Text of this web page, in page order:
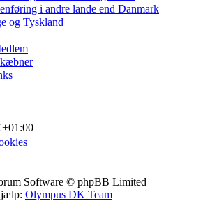
i andre lande end Danmark
og Tyskland
Software © phpBB Limited
Olympus DK Team